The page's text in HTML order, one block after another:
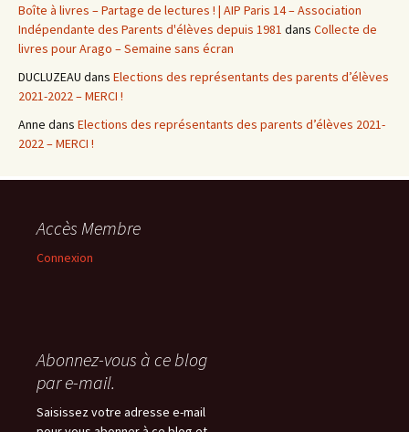
Boîte à livres – Partage de lectures ! | AIP Paris 14 – Association
Indépendante des Parents d'élèves depuis 1981 dans Collecte de
livres pour Arago – Semaine sans écran
DUCLUZEAU dans Elections des représentants des parents d’élèves
2021-2022 – MERCI !
Anne dans Elections des représentants des parents d’élèves 2021-
2022 – MERCI !
Accès Membre
Connexion
Abonnez-vous à ce blog
par e-mail.
Saisissez votre adresse e-mail